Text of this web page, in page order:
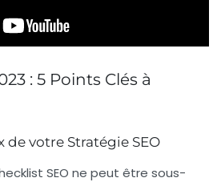
: 5 Points Clés à
de votre Stratégie SEO
SEO ne peut être sous-